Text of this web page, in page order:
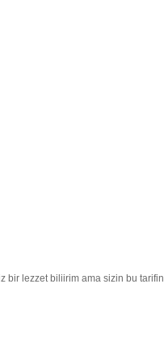
bir lezzet biliirim ama sizin bu